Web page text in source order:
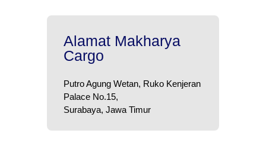
Alamat Makharya
Cargo
Putro Agung Wetan, Ruko Kenjeran
Palace No.15,
Surabaya, Jawa Timur